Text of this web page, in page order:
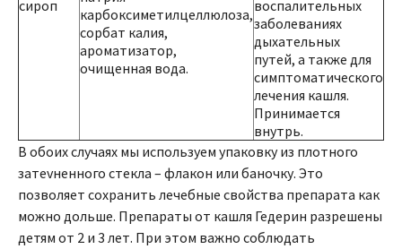
сироп
карбоксиметилцеллюлоза,
сорбат калия,
ароматизатор,
очищенная вода.
воспалительных
заболеваниях
дыхательных
путей, а также для
симптоматического
лечения кашля.
Принимается
внутрь.
В обоих случаях мы используем упаковку из плотного
затеvненного стекла – флакон или баночку. Это
позволяет сохранить лечебные свойства препарата как
можно дольше. Препараты от кашля Гедерин разрешены
детям от 2 и 3 лет. При этом важно соблюдать